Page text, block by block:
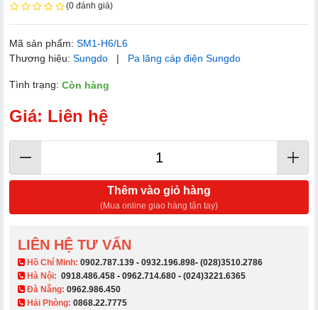
(0 đánh giá)
Mã sản phẩm: SM1-H6/L6
Thương hiệu: Sungdo | Pa lăng cáp điện Sungdo
Tình trạng: Còn hàng
Giá: Liên hệ
Thêm vào giỏ hàng
(Mua online giao hàng tận tay)
LIÊN HỆ TƯ VẤN
​ Hồ Chí Minh: 0902.787.139 - 0932.196.898- (028)3510.2786
Hà Nội: 0918.486.458 - 0962.714.680 - (024)3221.6365
Đà Nẵng: 0962.986.450
Hải Phòng: 0868.22.7775